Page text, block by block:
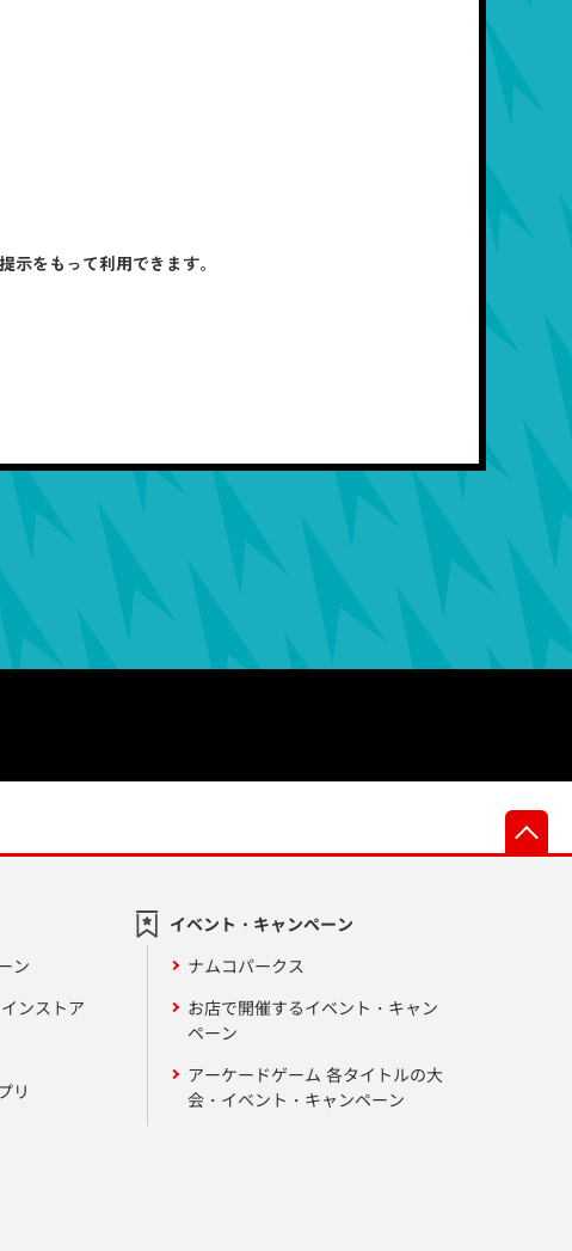
をもって利用できます。
ン
ンストア
リ
イベント・キャンペーン
ナムコパークス
お店で開催するイベント・キャン
ペーン
アーケードゲーム 各タイトルの大
会・イベント・キャンペーン